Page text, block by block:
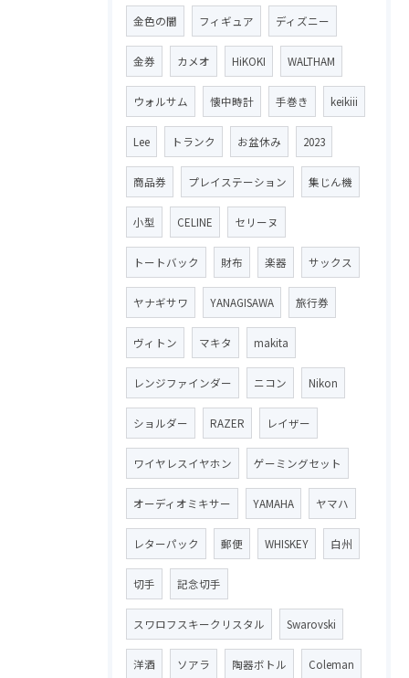
金色の闇 フィギュア ディズニー
金券 カメオ HiKOKI WALTHAM
ウォルサム 懐中時計 手巻き keikiii
Lee トランク お盆休み 2023
商品券 プレイステーション 集じん機
小型 CELINE セリーヌ
トートバック 財布 楽器 サックス
ヤナギサワ YANAGISAWA 旅行券
ヴィトン マキタ makita
レンジファインダー ニコン Nikon
ショルダー RAZER レイザー
ワイヤレスイヤホン ゲーミングセット
オーディオミキサー YAMAHA ヤマハ
レターパック 郵便 WHISKEY 白州
切手 記念切手
スワロフスキークリスタル Swarovski
洋酒 ソアラ 陶器ボトル Coleman